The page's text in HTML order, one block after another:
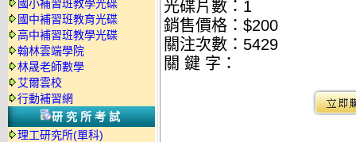
國小補習班教學光碟
國中補習班教育光碟
高中補習班教學光碟
翰林雲端學院
林晟老師數學
艾爾雲校
行動補習網
研究所考試
理工研究所(單科)
光碟片數：1
銷售價格：$200
關注次數： 5429
關 鍵 字：